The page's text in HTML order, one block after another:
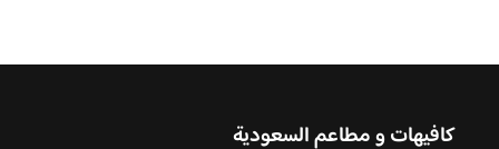
كافيهات و مطاعم السعودية